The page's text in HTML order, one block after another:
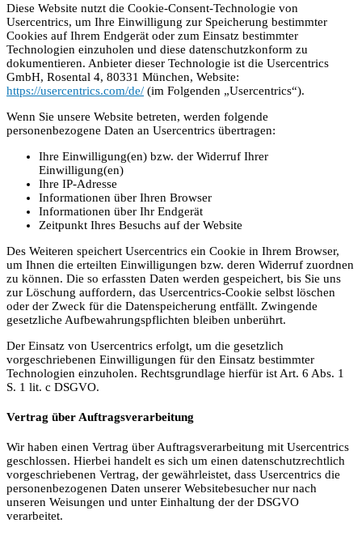
Diese Website nutzt die Cookie-Consent-Technologie von
Usercentrics, um Ihre Einwilligung zur Speicherung bestimmter
Cookies auf Ihrem Endgerät oder zum Einsatz bestimmter
Technologien einzuholen und diese datenschutzkonform zu
dokumentieren. Anbieter dieser Technologie ist die Usercentrics
GmbH, Rosental 4, 80331 München, Website:
https://usercentrics.com/de/ (im Folgenden „Usercentrics“).
Wenn Sie unsere Website betreten, werden folgende
personenbezogene Daten an Usercentrics übertragen:
Ihre Einwilligung(en) bzw. der Widerruf Ihrer
Einwilligung(en)
Ihre IP-Adresse
Informationen über Ihren Browser
Informationen über Ihr Endgerät
Zeitpunkt Ihres Besuchs auf der Website
Des Weiteren speichert Usercentrics ein Cookie in Ihrem Browser,
um Ihnen die erteilten Einwilligungen bzw. deren Widerruf zuordnen
zu können. Die so erfassten Daten werden gespeichert, bis Sie uns
zur Löschung auffordern, das Usercentrics-Cookie selbst löschen
oder der Zweck für die Datenspeicherung entfällt. Zwingende
gesetzliche Aufbewahrungspflichten bleiben unberührt.
Der Einsatz von Usercentrics erfolgt, um die gesetzlich
vorgeschriebenen Einwilligungen für den Einsatz bestimmter
Technologien einzuholen. Rechtsgrundlage hierfür ist Art. 6 Abs. 1
S. 1 lit. c DSGVO.
Vertrag über Auftragsverarbeitung
Wir haben einen Vertrag über Auftragsverarbeitung mit Usercentrics
geschlossen. Hierbei handelt es sich um einen datenschutzrechtlich
vorgeschriebenen Vertrag, der gewährleistet, dass Usercentrics die
personenbezogenen Daten unserer Websitebesucher nur nach
unseren Weisungen und unter Einhaltung der der DSGVO
verarbeitet.